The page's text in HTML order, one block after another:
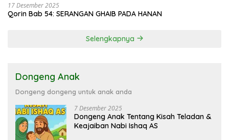
17 Desember 2025
Qorin Bab 54: SERANGAN GHAIB PADA HANAN
Selengkapnya
Dongeng Anak
Dongeng dongeng untuk anak anda
7 Desember 2025
Dongeng Anak Tentang Kisah Teladan &
Keajaiban Nabi Ishaq AS